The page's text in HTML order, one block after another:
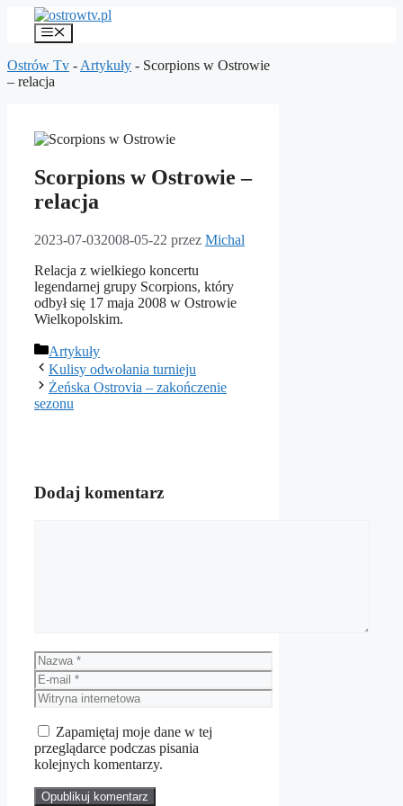
Przejdź
treści
Menu
Ostrów Tv - Artykuły - Scorpions w Ostrowie
– relacja
Scorpions w Ostrowie –
relacja
2023-07-032008-05-22 przez Michal
Relacja z wielkiego koncertu
legendarnej grupy Scorpions, który
odbył się 17 maja 2008 w Ostrowie
Wielkopolskim.
Kategorie
Artykuły
Kulisy odwołania turnieju
Żeńska Ostrovia – zakończenie
sezonu
Dodaj komentarz
Nazwa
E-
mail
Witryna
internetowa
Zapamiętaj moje dane w tej
przeglądarce podczas pisania
kolejnych komentarzy.